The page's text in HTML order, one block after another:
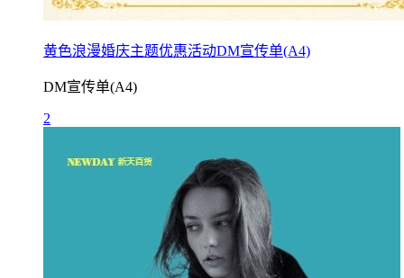
黄色浪漫婚庆主题优惠活动DM宣传单(A4)
DM宣传单(A4)
2